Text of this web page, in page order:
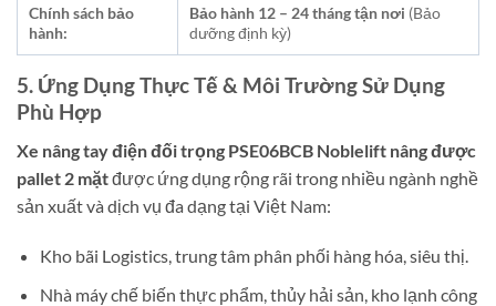
Chính sách bảo
hành:
Bảo hành 12 – 24 tháng tận nơi (Bảo
dưỡng định kỳ)
5. Ứng Dụng Thực Tế & Môi Trường Sử Dụng
Phù Hợp
Xe nâng tay điện đối trọng PSE06BCB Noblelift nâng được
pallet 2 mặtđược ứng dụng rộng rãi trong nhiều ngành nghề
sản xuất và dịch vụ đa dạng tại Việt Nam:
Kho bãi Logistics, trung tâm phân phối hàng hóa, siêu thị.
Nhà máy chế biến thực phẩm, thủy hải sản, kho lạnh công